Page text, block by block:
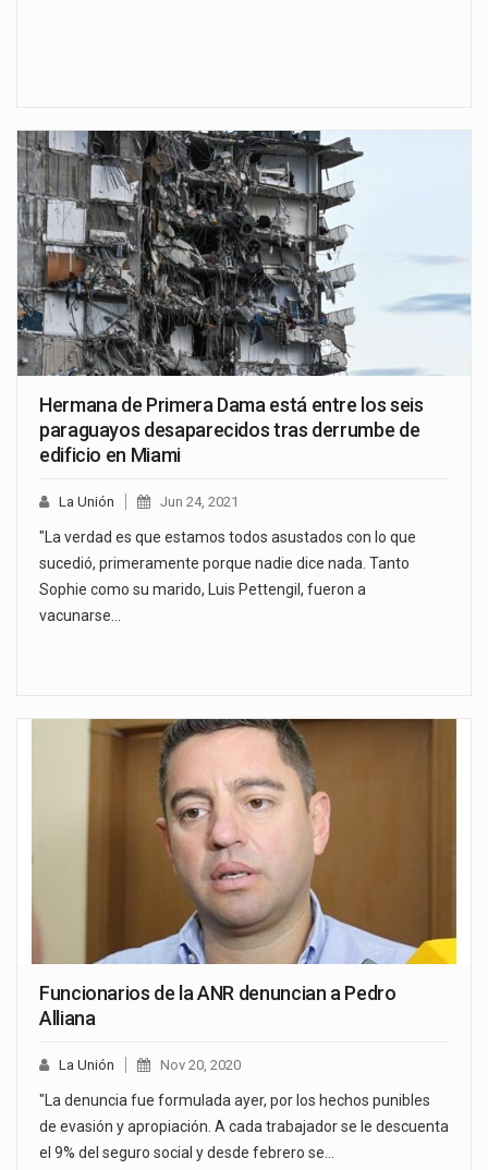
Hermana de Primera Dama está entre los seis
paraguayos desaparecidos tras derrumbe de
edificio en Miami
La Unión Jun 24, 2021
"La verdad es que estamos todos asustados con lo que
sucedió, primeramente porque nadie dice nada. Tanto
Sophie como su marido, Luis Pettengil, fueron a
vacunarse…
Funcionarios de la ANR denuncian a Pedro
Alliana
La Unión Nov 20, 2020
"La denuncia fue formulada ayer, por los hechos punibles
de evasión y apropiación. A cada trabajador se le descuenta
el 9% del seguro social y desde febrero se…